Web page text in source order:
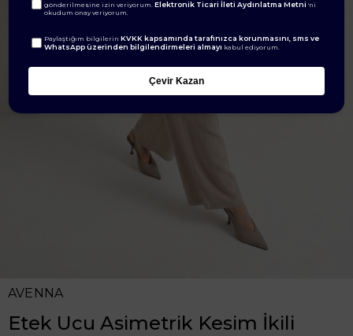
AVENNA
Etek Ucu Asimetrik Kesim İkili
gönderilmesine izin veriyorum.Elektronik Ticari İleti Aydınlatma Metni 'ni
okudum onay veriyorum.
Paylaştığım bilgilerinKVKK kapsamında tarafınızca korunmasını, sms ve
WhatsApp üzerinden bilgilendirmeleri almayı kabul ediyorum.
Çevir Kazan